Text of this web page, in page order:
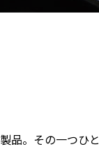
品。その一つひ